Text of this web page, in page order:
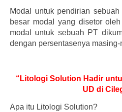
Modal untuk pendirian
besar modal yang disetor
modal untuk sebuah PT
dengan persentasenya masing-
“Litologi Solution Hadir
UD di
Apa itu Litologi Solution?